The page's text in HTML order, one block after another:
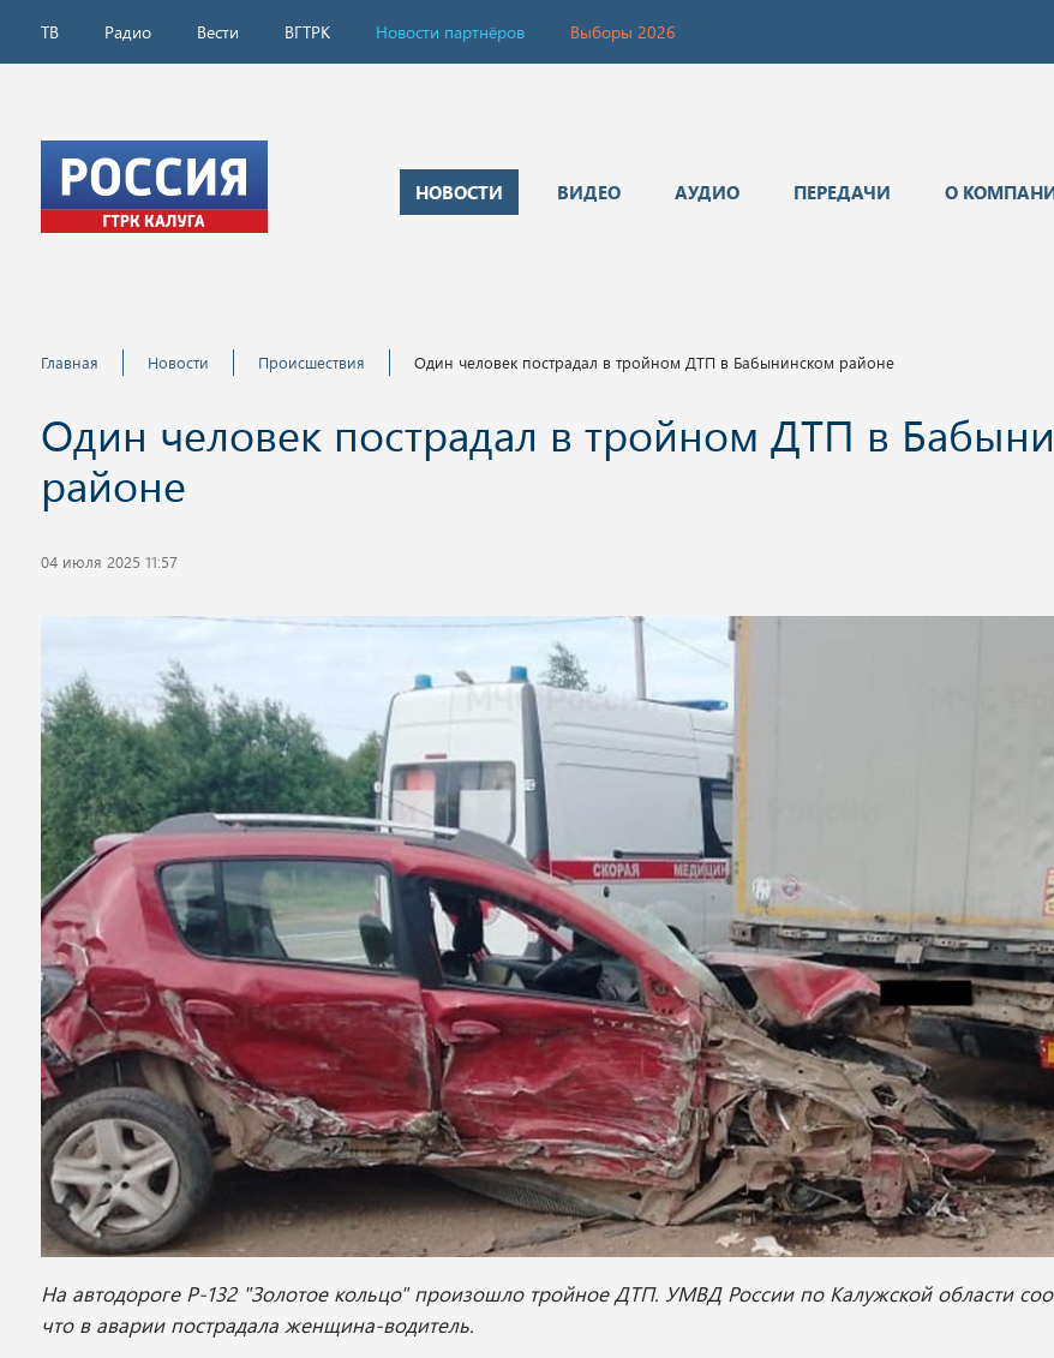
ТВ Радио Вести ВГТРК Новости партнёров Выборы 2026
НОВОСТИ ВИДЕО АУДИО ПЕРЕДАЧИ О
Главная Новости Происшествия Один человек пострадал в тройном ДТП в Бабынинском районе
Один человек пострадал в тройном ДТП в
районе
04 июля 2025 11:57
На автодороге Р-132 "Золотое кольцо" произошло тройное ДТП. УМВД России по Калужской области
что в аварии пострадала женщина-водитель.